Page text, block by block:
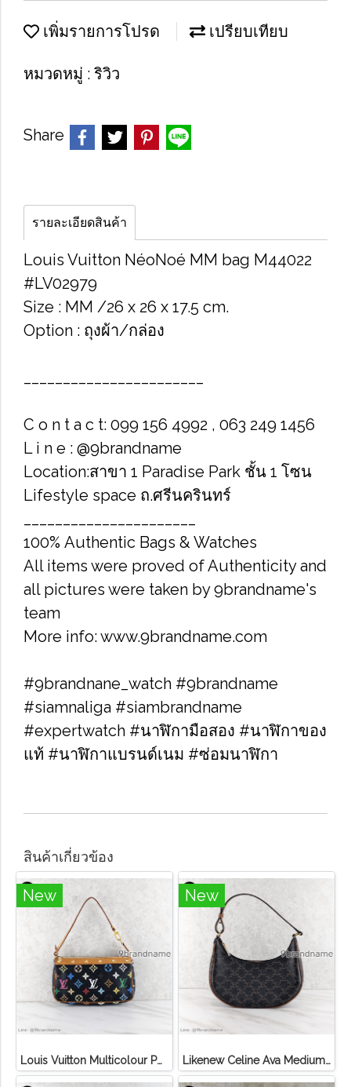
เพิ่มรายการโปรด เปรียบเทียบ
หมวดหมู่ : ริวิว
Share
รายละเอียดสินค้า
Louis Vuitton NéoNoé MM bag M44022
#LV02979
Size : MM /26 x 26 x 17.5 cm.
Option : ถุงผ้า/กล่อง
C o n t a c t: 099 156 4992 , 063 249 1456
L i n e : @9brandname
Location:สาขา 1 Paradise Park ชั้น 1 โซน
Lifestyle space ถ.ศรีนครินทร์
100% Authentic Bags & Watches
All items were proved of Authenticity and
all pictures were taken by 9brandname's
team
More info: www.9brandname.com
#9brandnane_watch #9brandname
#siamnaliga #siambrandname
#expertwatch #นาฬิกามือสอง #นาฬิกาของ
แท้ #นาฬิกาแบรนด์เนม #ซ่อมนาฬิกา
สินค้าเกี่ยวข้อง
New
Louis Vuitton Multicolour Pochette Canvas
New
Likenew Celine Ava Medium Triomphe Canvas